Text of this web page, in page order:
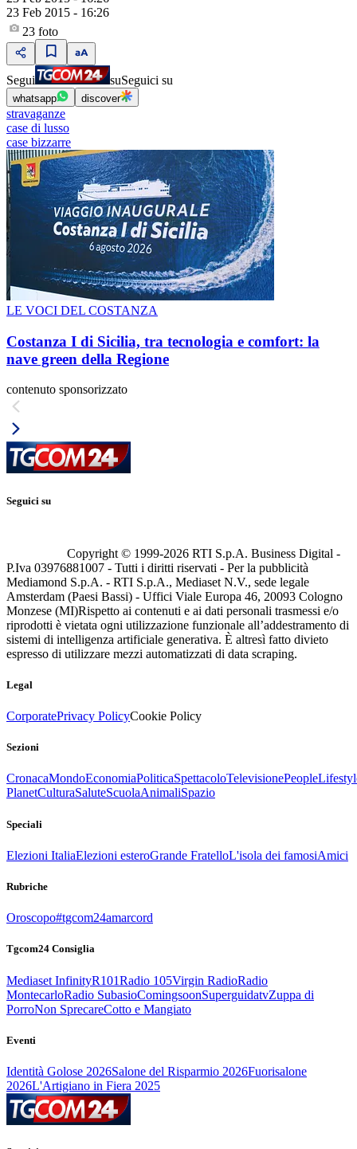
23 Feb 2015 - 16:26
23 foto
Segui suSeguici su
whatsapp discover
stravaganze
case di lusso
case bizzarre
LE VOCI DEL COSTANZA
Costanza I di Sicilia, tra tecnologia e comfort: la
nave green della Regione
contenuto sponsorizzato
Seguici su
Copyright © 1999-2026 RTI S.p.A. Business Digital -
P.Iva 03976881007 - Tutti i diritti riservati - Per la pubblicità
Mediamond S.p.A. - RTI S.p.A., Mediaset N.V., sede legale
Amsterdam (Paesi Bassi) - Uffici Viale Europa 46, 20093 Cologno
Monzese (MI)Rispetto ai contenuti e ai dati personali trasmessi e/o
riprodotti è vietata ogni utilizzazione funzionale all’addestramento di
sistemi di intelligenza artificiale generativa. È altresì fatto divieto
espresso di utilizzare mezzi automatizzati di data scraping.
Legal
CorporatePrivacy PolicyCookie Policy
Sezioni
CronacaMondoEconomiaPoliticaSpettacoloTelevisionePeople
PlanetCulturaSaluteScuolaAnimaliSpazio
Speciali
Elezioni ItaliaElezioni esteroGrande FratelloL'isola dei famosiAmici
Rubriche
Oroscopo#tgcom24amarcord
Tgcom24 Consiglia
Mediaset InfinityR101Radio 105Virgin RadioRadio
MontecarloRadio SubasioComingsoonSuperguidatvZuppa di
PorroNon SprecareCotto e Mangiato
Eventi
Identità Golose 2026Salone del Risparmio 2026Fuorisalone
2026L'Artigiano in Fiera 2025